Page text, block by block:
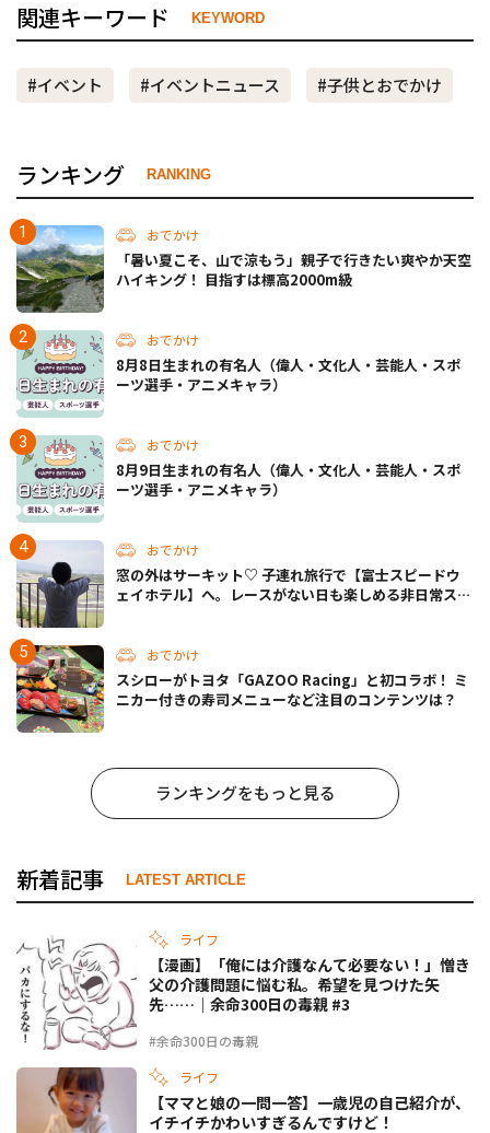
関連キーワード KEYWORD
#イベント #イベントニュース #子供とおでかけ
ランキング RANKING
おでかけ
「暑い夏こそ、山で涼もう」親子で行きたい爽やか天空
ハイキング！ 目指すは標高2000m級
おでかけ
8月8日生まれの有名人（偉人・文化人・芸能人・スポ
ーツ選手・アニメキャラ）
おでかけ
8月9日生まれの有名人（偉人・文化人・芸能人・スポ
ーツ選手・アニメキャラ）
おでかけ
窓の外はサーキット♡ 子連れ旅行で【富士スピードウ
ェイホテル】へ。レースがない日も楽しめる非日常ステ
おでかけ
スシローがトヨタ「GAZOO Racing」と初コラボ！ ミ
ニカー付きの寿司メニューなど注目のコンテンツは？
ランキングをもっと見る
新着記事 LATEST ARTICLE
ライフ
#余命300日の毒親
【漫画】「俺には介護なんて必要ない！」憎き
父の介護問題に悩む私。希望を見つけた矢
先……｜余命300日の毒親 #3
ライフ
【ママと娘の一問一答】一歳児の自己紹介が、
イチイチかわいすぎるんですけど！